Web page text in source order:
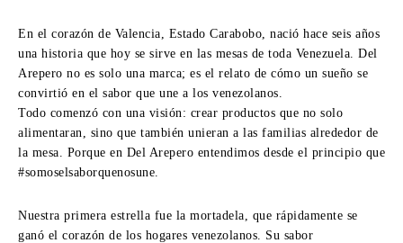
En el corazón de Valencia, Estado Carabobo, nació hace seis años
una historia que hoy se sirve en las mesas de toda Venezuela. Del
Arepero no es solo una marca; es el relato de cómo un sueño se
convirtió en el sabor que une a los venezolanos.
Todo comenzó con una visión: crear productos que no solo
alimentaran, sino que también unieran a las familias alrededor de
la mesa. Porque en Del Arepero entendimos desde el principio que
#somoselsaborquenosune.
Nuestra primera estrella fue la mortadela, que rápidamente se
ganó el corazón de los hogares venezolanos. Su sabor